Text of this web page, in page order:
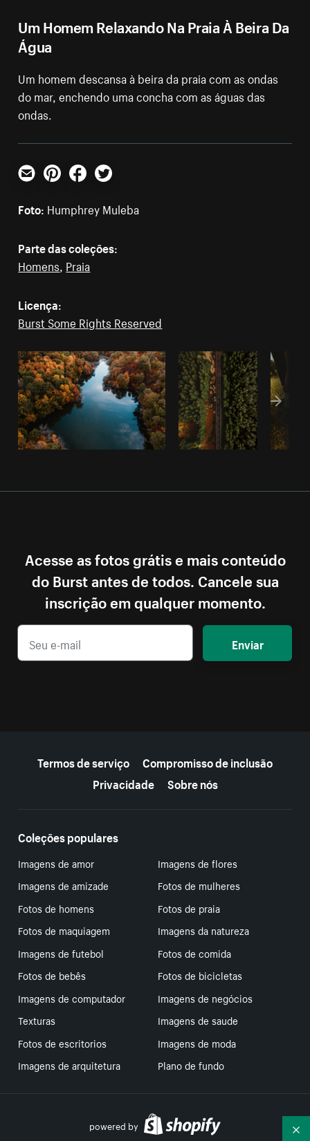
Um Homem Relaxando Na Praia À Beira Da
Água
Um homem descansa à beira da praia com as ondas
do mar, enchendo uma concha com as águas das
ondas.
E-mailPinterestFacebookTwitter
Foto: Humphrey Muleba
Parte das coleções:
Homens Praia
Licença:
Burst Some Rights Reserved
Acesse as fotos grátis e mais conteúdo
do Burst antes de todos. Cancele sua
inscrição em qualquer momento.
Enviar
Termos de serviço
Compromisso de inclusão
Privacidade
Sobre nós
Coleções populares
Imagens de amor
Imagens de flores
Imagens de amizade
Fotos de mulheres
Fotos de homens
Fotos de praia
Fotos de maquiagem
Imagens da natureza
Imagens de futebol
Fotos de comida
Fotos de bebês
Fotos de bicicletas
Imagens de computador
Imagens de negócios
Texturas
Imagens de saude
Fotos de escritorios
Imagens de moda
Imagens de arquitetura
Plano de fundo
powered by